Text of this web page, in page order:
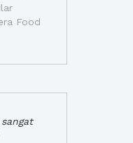
Food